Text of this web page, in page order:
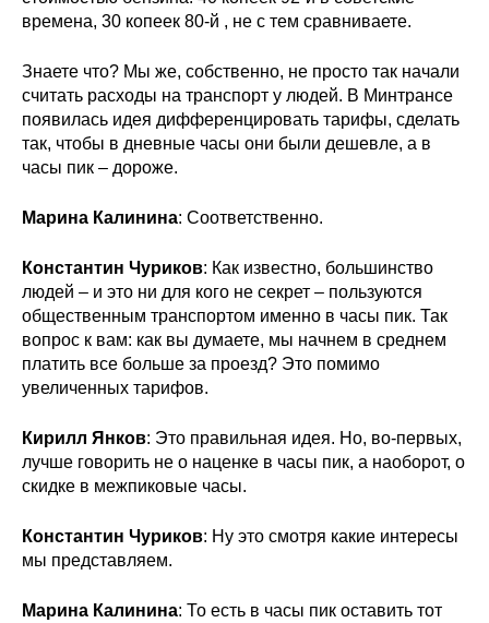
времена, 30 копеек 80-й , не с тем сравниваете.
Знаете что? Мы же, собственно, не просто так начали
считать расходы на транспорт у людей. В Минтрансе
появилась идея дифференцировать тарифы, сделать
так, чтобы в дневные часы они были дешевле, а в
часы пик – дороже.
Марина Калинина: Соответственно.
Константин Чуриков: Как известно, большинство
людей – и это ни для кого не секрет – пользуются
общественным транспортом именно в часы пик. Так
вопрос к вам: как вы думаете, мы начнем в среднем
платить все больше за проезд? Это помимо
увеличенных тарифов.
Кирилл Янков: Это правильная идея. Но, во-первых,
лучше говорить не о наценке в часы пик, а наоборот, о
скидке в межпиковые часы.
Константин Чуриков: Ну это смотря какие интересы
мы представляем.
Марина Калинина: То есть в часы пик оставить тот